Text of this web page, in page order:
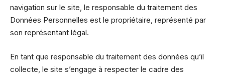
navigation sur le site, le responsable du traitement des
Données Personnelles est le propriétaire, représenté par
son représentant légal.
En tant que responsable du traitement des données qu’il
collecte, le site s’engage à respecter le cadre des